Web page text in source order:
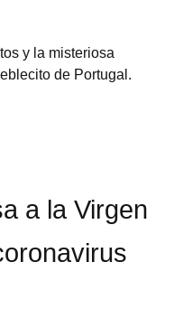
y la misteriosa
de Portugal.
a la Virgen